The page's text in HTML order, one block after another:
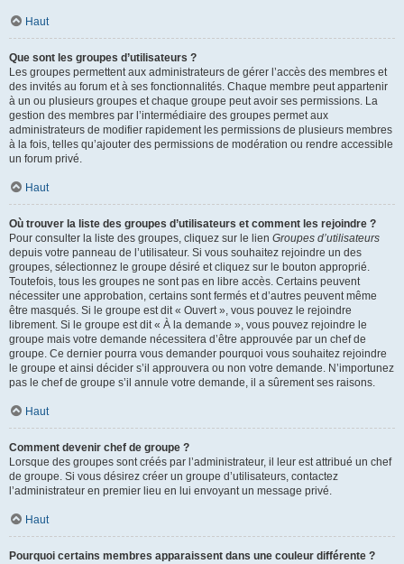
Haut
Que sont les groupes d’utilisateurs ?
Les groupes permettent aux administrateurs de gérer l’accès des membres et
des invités au forum et à ses fonctionnalités. Chaque membre peut appartenir
à un ou plusieurs groupes et chaque groupe peut avoir ses permissions. La
gestion des membres par l’intermédiaire des groupes permet aux
administrateurs de modifier rapidement les permissions de plusieurs membres
à la fois, telles qu’ajouter des permissions de modération ou rendre accessible
un forum privé.
Haut
Où trouver la liste des groupes d’utilisateurs et comment les rejoindre ?
Pour consulter la liste des groupes, cliquez sur le lien Groupes d’utilisateurs
depuis votre panneau de l’utilisateur. Si vous souhaitez rejoindre un des
groupes, sélectionnez le groupe désiré et cliquez sur le bouton approprié.
Toutefois, tous les groupes ne sont pas en libre accès. Certains peuvent
nécessiter une approbation, certains sont fermés et d’autres peuvent même
être masqués. Si le groupe est dit « Ouvert », vous pouvez le rejoindre
librement. Si le groupe est dit « À la demande », vous pouvez rejoindre le
groupe mais votre demande nécessitera d’être approuvée par un chef de
groupe. Ce dernier pourra vous demander pourquoi vous souhaitez rejoindre
le groupe et ainsi décider s’il approuvera ou non votre demande. N’importunez
pas le chef de groupe s’il annule votre demande, il a sûrement ses raisons.
Haut
Comment devenir chef de groupe ?
Lorsque des groupes sont créés par l’administrateur, il leur est attribué un chef
de groupe. Si vous désirez créer un groupe d’utilisateurs, contactez
l’administrateur en premier lieu en lui envoyant un message privé.
Haut
Pourquoi certains membres apparaissent dans une couleur différente ?